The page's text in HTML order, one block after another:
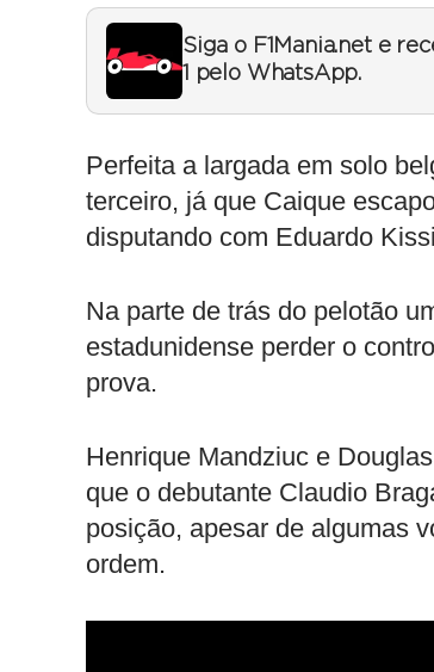
Siga o F1Mania.net e
1 pelo WhatsApp.
Perfeita a largada em solo
terceiro, já que Caique
disputando com Eduardo
Na parte de trás do pelotão
estadunidense perder o
prova.
Henrique Mandziuc e
que o debutante Claudio
posição, apesar de algumas
ordem.